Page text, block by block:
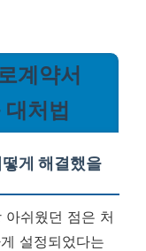
계약서
처법
게 해결했을
쉬웠던 점은 처
설정되었다는